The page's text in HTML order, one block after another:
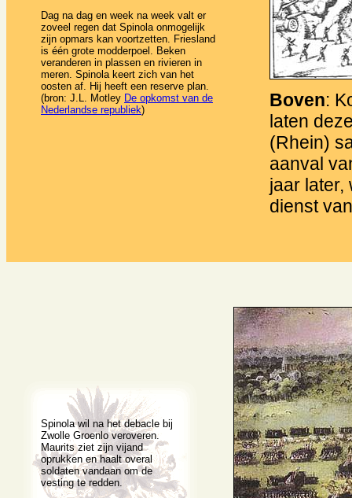
Dag na dag en week na week valt er
zoveel regen dat Spinola onmogelijk
zijn opmars kan voortzetten. Friesland
is één grote modderpoel. Beken
veranderen in plassen en rivieren in
meren. Spinola keert zich van het
oosten af. Hij heeft een reserve plan.
(bron: J.L. Motley De opkomst van de
Nederlandse republiek) Boven:
laten
(Rhein)
aanval
jaar later,
dienst
Spinola wil na het debacle bij
Zwolle Groenlo veroveren.
Maurits ziet zijn vijand
oprukken en haalt overal
soldaten vandaan om de
vesting te redden.